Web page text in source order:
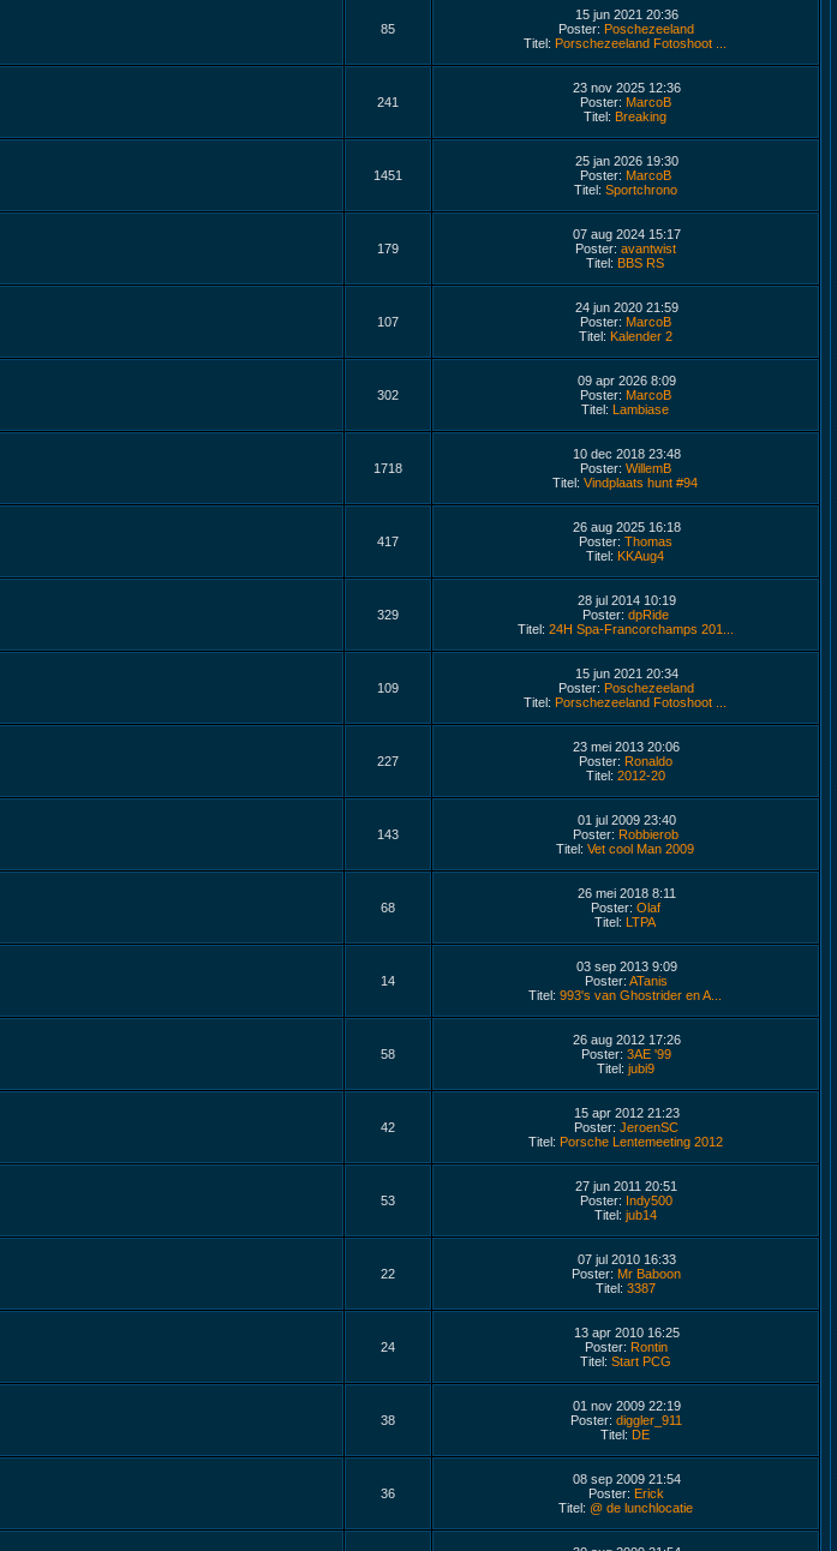
85
15 jun 2021 20:36
Poster: Poschezeeland
Titel: Porschezeeland Fotoshoot ...
241
23 nov 2025 12:36
Poster: MarcoB
Titel: Breaking
1451
25 jan 2026 19:30
Poster: MarcoB
Titel: Sportchrono
179
07 aug 2024 15:17
Poster: avantwist
Titel: BBS RS
107
24 jun 2020 21:59
Poster: MarcoB
Titel: Kalender 2
302
09 apr 2026 8:09
Poster: MarcoB
Titel: Lambiase
1718
10 dec 2018 23:48
Poster: WillemB
Titel: Vindplaats hunt #94
417
26 aug 2025 16:18
Poster: Thomas
Titel: KKAug4
329
28 jul 2014 10:19
Poster: dpRide
Titel: 24H Spa-Francorchamps 201...
109
15 jun 2021 20:34
Poster: Poschezeeland
Titel: Porschezeeland Fotoshoot ...
227
23 mei 2013 20:06
Poster: Ronaldo
Titel: 2012-20
143
01 jul 2009 23:40
Poster: Robbierob
Titel: Vet cool Man 2009
68
26 mei 2018 8:11
Poster: Olaf
Titel: LTPA
14
03 sep 2013 9:09
Poster: ATanis
Titel: 993's van Ghostrider en A...
58
26 aug 2012 17:26
Poster: 3AE '99
Titel: jubi9
42
15 apr 2012 21:23
Poster: JeroenSC
Titel: Porsche Lentemeeting 2012
53
27 jun 2011 20:51
Poster: Indy500
Titel: jub14
22
07 jul 2010 16:33
Poster: Mr Baboon
Titel: 3387
24
13 apr 2010 16:25
Poster: Rontin
Titel: Start PCG
38
01 nov 2009 22:19
Poster: diggler_911
Titel: DE
36
08 sep 2009 21:54
Poster: Erick
Titel: @ de lunchlocatie